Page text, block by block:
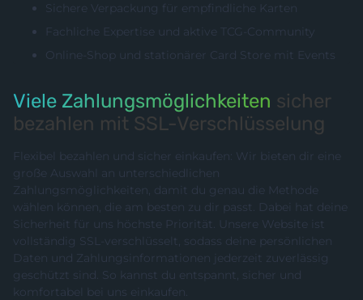
Sichere Verpackung für empfindliche Karten
Fachliche Expertise und aktive TCG-Community
Online-Shop und stationärer Card Store mit Events
Viele Zahlungsmöglichkeiten sicher
bezahlen mit SSL-Verschlüsselung
Flexibel bezahlen und sicher einkaufen: Wir bieten dir eine
große Auswahl an unterschiedlichen
Zahlungsmöglichkeiten, damit du genau die Methode
wählen können, die am besten zu dir passt. Dabei hat deine
Sicherheit für uns höchste Priorität. Unsere Website ist
vollständig SSL-verschlüsselt, sodass deine persönlichen
Daten und Zahlungsinformationen jederzeit zuverlässig
geschützt sind. So kannst du entspannt, sicher und
komfortabel bei uns einkaufen.